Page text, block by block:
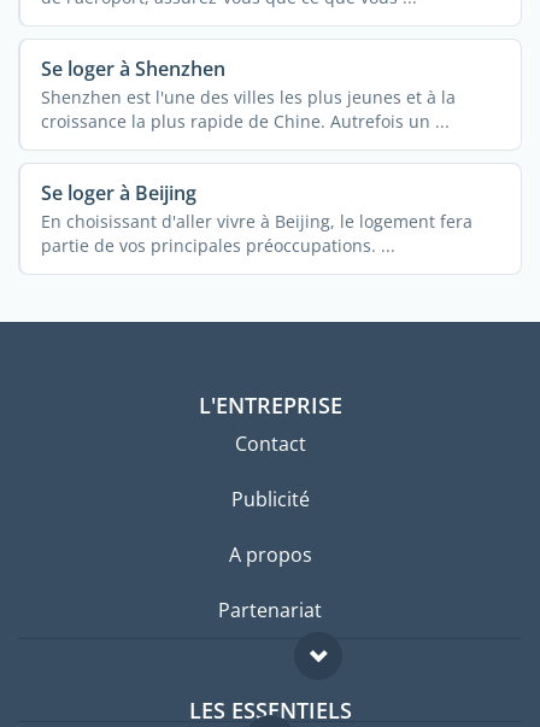
Se loger à Shenzhen
Shenzhen est l'une des villes les plus jeunes et à la
croissance la plus rapide de Chine. Autrefois un ...
Se loger à Beijing
En choisissant d'aller vivre à Beijing, le logement fera
partie de vos principales préoccupations. ...
L'ENTREPRISE
Contact
Publicité
A propos
Partenariat
LES ESSENTIELS